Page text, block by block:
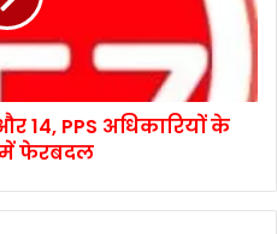
14, PPS अधिकारियों के
में फेरबदल